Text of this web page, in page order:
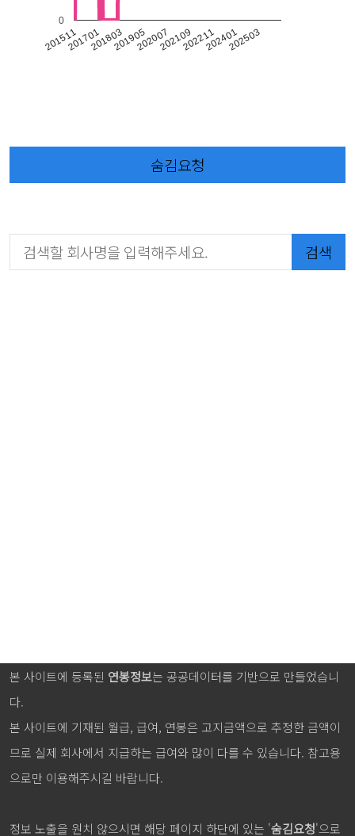
201511201701201803201905202007202109202211202401202503
0
숨김요청
검색
본 사이트에 등록된 연봉정보는 공공데이터를 기반으로 만들었습니
다.
본 사이트에 기재된 월급, 급여, 연봉은 고지금액으로 추정한 금액이
므로 실제 회사에서 지급하는 급여와 많이 다를 수 있습니다. 참고용
으로만 이용해주시길 바랍니다.
정보 노출을 원치 않으시면 해당 페이지 하단에 있는 '숨김요청'으로